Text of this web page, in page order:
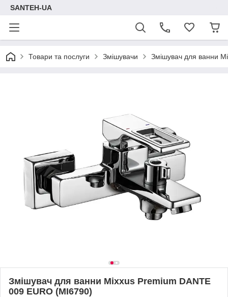
SANTEH-UA
Товари та послуги Змішувачи Змішувач для ванни
Змішувач для ванни Mixxus Premium DANTE
009 EURO (MI6790)